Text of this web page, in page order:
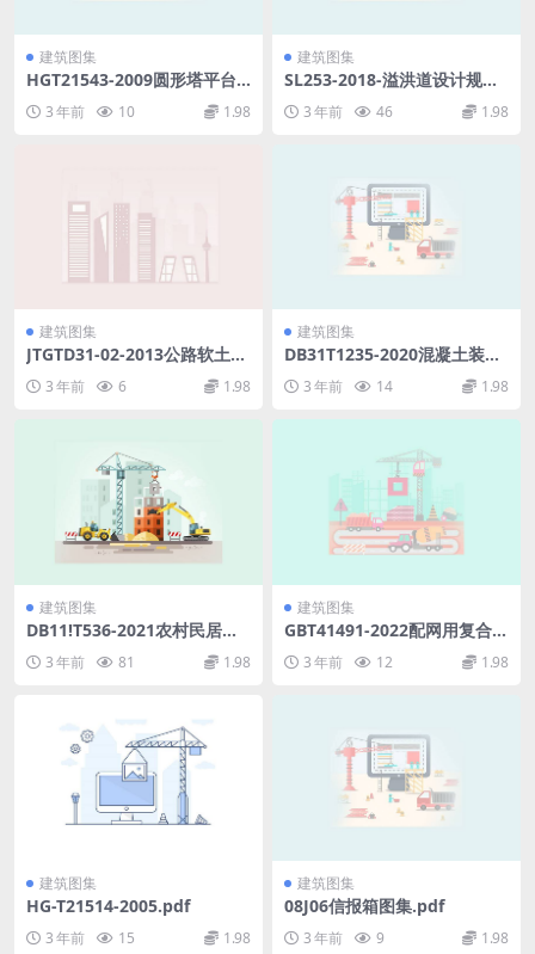
建筑图集
HGT21543-2009圆形塔平台
3 年前 10 1.98
建筑图集
SL253-2018-溢洪道设计规范.
3 年前 46 1.98
建筑图集
JTGTD31-02-2013公路软土地
基路堤设计与施工技术细则.p
df 3 年前 6 1.98
建筑图集
DB31T1235-2020混凝土装配-
现浇式剪力墙结构技术规程.p
df 3 年前 14 1.98
建筑图集
DB11!T536-2021农村民居建
筑抗震设计施工规程(1).pdf
3 年前 81 1.98
建筑图集
GBT41491-2022配网用复合材
料杆塔(6.19MB)a3adbbff2a8
cf542.pdf
3 年前 12 1.98
建筑图集
HG-T21514-2005.pdf
3 年前 15 1.98
建筑图集
08J06信报箱图集.pdf
3 年前 9 1.98